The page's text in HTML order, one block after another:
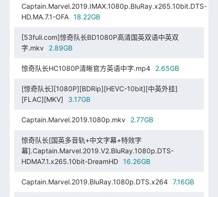
Captain.Marvel.2019.IMAX.1080p.BluRay.x265.10bit.DTS-
HD.MA.7.1-OFA
18.22GB
[53fuli.com]惊奇队长BD1080P高清国英双语中英双
字.mkv
2.89GB
惊奇队长HC1080P清晰官方英语中字.mp4 2.65GB
[惊奇队长][1080P][BDRip][HEVC-10bit][中英外挂]
[FLAC][MKV]
3.17GB
Captain.Marvel.2019.1080p.mkv 2.77GB
惊奇队长[国英多音轨+中文字幕+特效字
幕].Captain.Marvel.2019.V2.BluRay.1080p.DTS-
HDMA7.1.x265.10bit-DreamHD
16.26GB
Captain.Marvel.2019.BluRay.1080p.DTS.x264 7.16GB